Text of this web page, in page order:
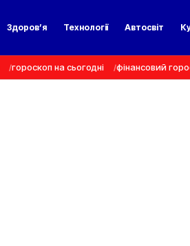
Здоров’я Технології Автосвіт
гороскоп на сьогодні фінансовий